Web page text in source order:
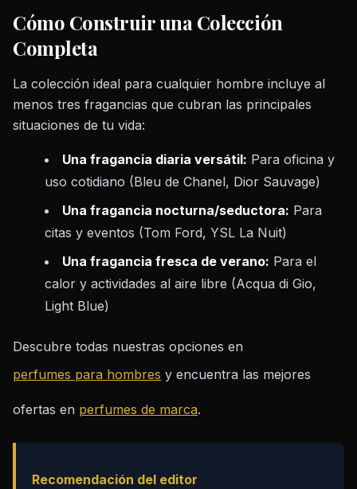
Cómo Construir una Colección
Completa
La colección ideal para cualquier hombre incluye al
menos tres fragancias que cubran las principales
situaciones de tu vida:
Una fragancia diaria versátil: Para oficina y
uso cotidiano (Bleu de Chanel, Dior Sauvage)
Una fragancia nocturna/seductora: Para
citas y eventos (Tom Ford, YSL La Nuit)
Una fragancia fresca de verano: Para el
calor y actividades al aire libre (Acqua di Gio,
Light Blue)
Descubre todas nuestras opciones en
perfumes para hombres y encuentra las mejores
ofertas en perfumes de marca.
Recomendación del editor